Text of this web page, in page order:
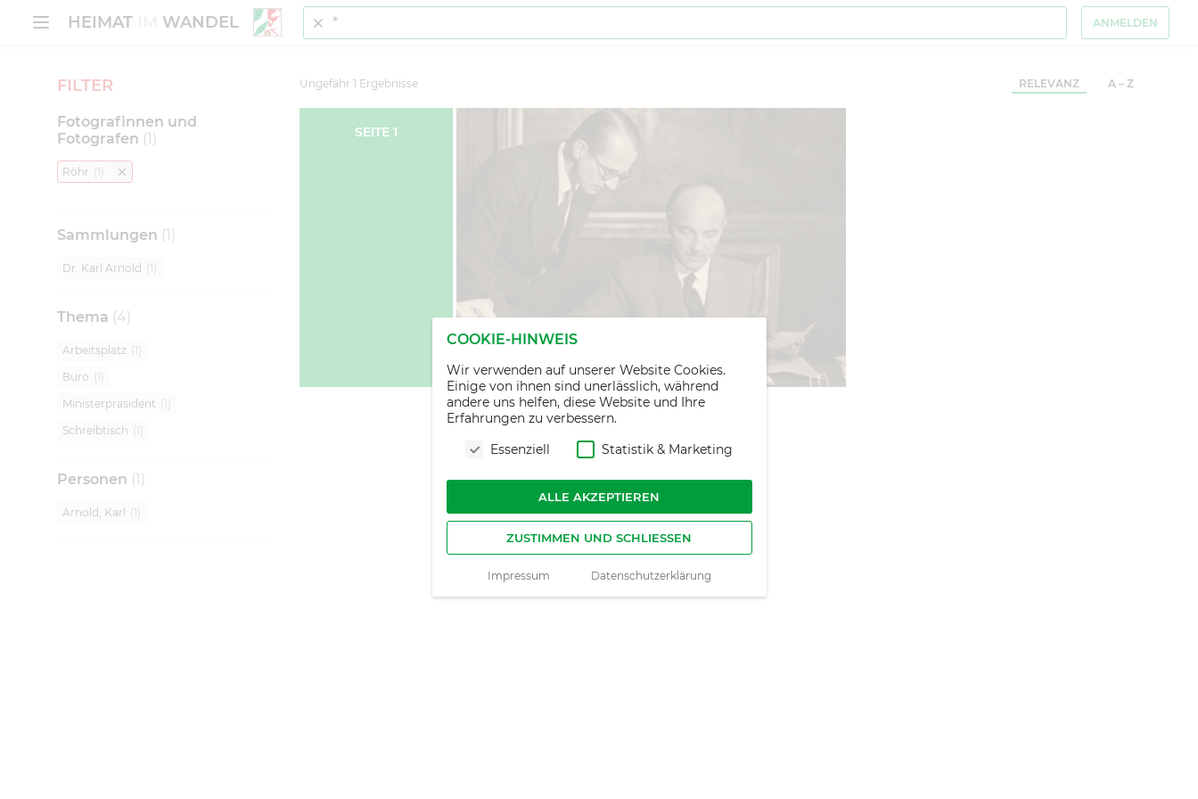
MENÜ ÖFFNEN
HEIMAT WANDEL Suche ANMELDEN
FILTER
Fotografinnen und
Fotografen (1)
Röhr (1
Sammlungen (1)
Dr. Karl Arnold (1
Thema (4)
Arbeitsplatz (1
Büro (1
Ministerpräsident (1
Schreibtisch (1
Personen (1)
Arnold, Karl (1
Ungefähr 1 Ergebnisse RELEVANZ A – Z
SEITE1
COOKIE-HINWEIS
Wir verwenden auf unserer Website Cookies.
Einige von ihnen sind unerlässlich, während
andere uns helfen, diese Website und Ihre
Erfahrungen zu verbessern.
Essenziell
Statistik & Marketing
ALLE AKZEPTIEREN
ZUSTIMMEN UND SCHLIESSEN
Impressum Datenschutzerklärung